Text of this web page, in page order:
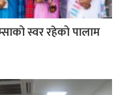
स्वर रहेको पालाम